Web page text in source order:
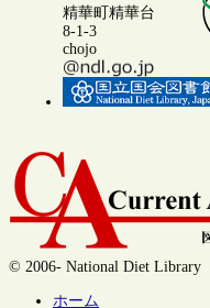
精華町精華台
8-1-3
chojo
© 2006- National Diet Library
ホーム